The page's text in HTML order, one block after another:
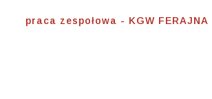
praca zespołowa - KGW FERAJNA